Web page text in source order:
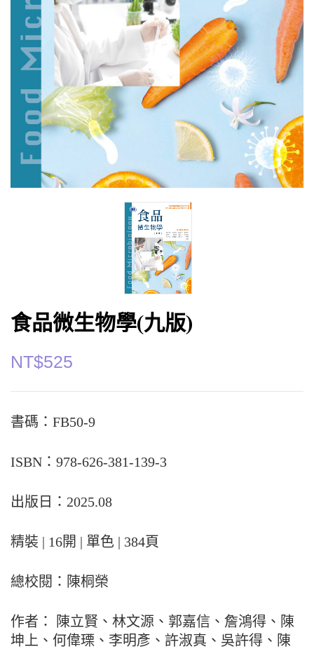
食品微生物學(九版)
NT$525
書碼：FB50-9
ISBN：978-626-381-139-3
出版日：2025.08
精裝 | 16開 | 單色 | 384頁
總校閱：陳桐榮
作者： 陳立賢、林文源、郭嘉信、詹鴻得、陳
坤上、何偉瑮、李明彥、許淑真、吳許得、陳